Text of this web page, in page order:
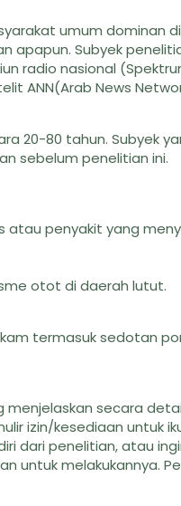
umum dominan
apapun. Subyek
radio nasional
ANN(Arab News
20-80 tahun. Subyek
sebelum penelitian ini.
atau penyakit yang
otot di daerah lutut.
termasuk sedotan
secara
izin/kesediaan untuk
dari penelitian, atau
untuk melakukannya.